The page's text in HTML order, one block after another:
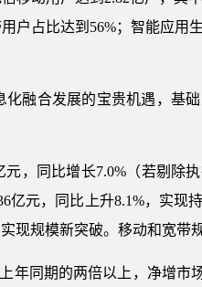
户占比达到56%；智能应用
融合发展的宝贵机遇，基
，同比增长7.0%（若剔除
元，同比上升8.1%，实现
现规模新突破。移动和宽带
年同期的两倍以上，净增市